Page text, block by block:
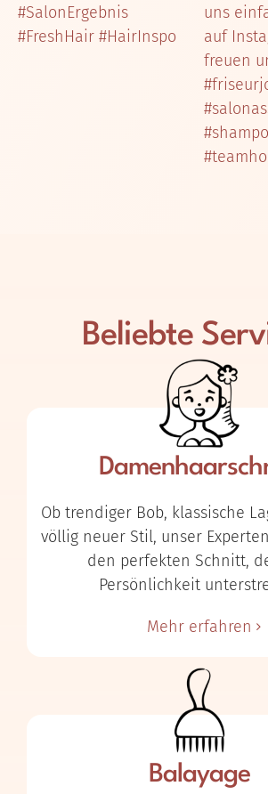
Beliebte
Ob trendiger Bob, klassische
völlig neuer Stil, unser
den perfekten Schnitt,
Persönlichkeit
Mehr erfahren
Balayage